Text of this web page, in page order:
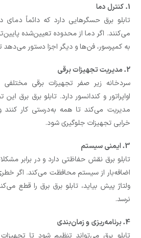
1. کنترل دما
تابلو برق حسگرهایی دارد که دائماً دمای
می‌کنند. اگر دما از محدوده تعیین‌شده پایین‌تر
به کمپرسور، فن‌ها و دیگر اجزا دستور می‌دهد
2. مدیریت تجهیزات برقی
سردخانه زیر صفر تجهیزات برقی
اواپراتور و کندانسور دارد. تابلو برق برق
مدیریت می‌کند تا همه به‌درستی کار کنند
خرابی تجهیزات جلوگیری شود.
3. ایمنی سیستم
تابلو برق نقش حفاظتی دارد و در برابر
اضافه‌بار از سیستم محافظت می‌کند. اگر
ولتاژ پیش بیاید، تابلو برق برق را قطع
نرسد.
4. برنامه‌ریزی و زمان‌بندی
تابلو برق می‌تواند تنظیم شود تا